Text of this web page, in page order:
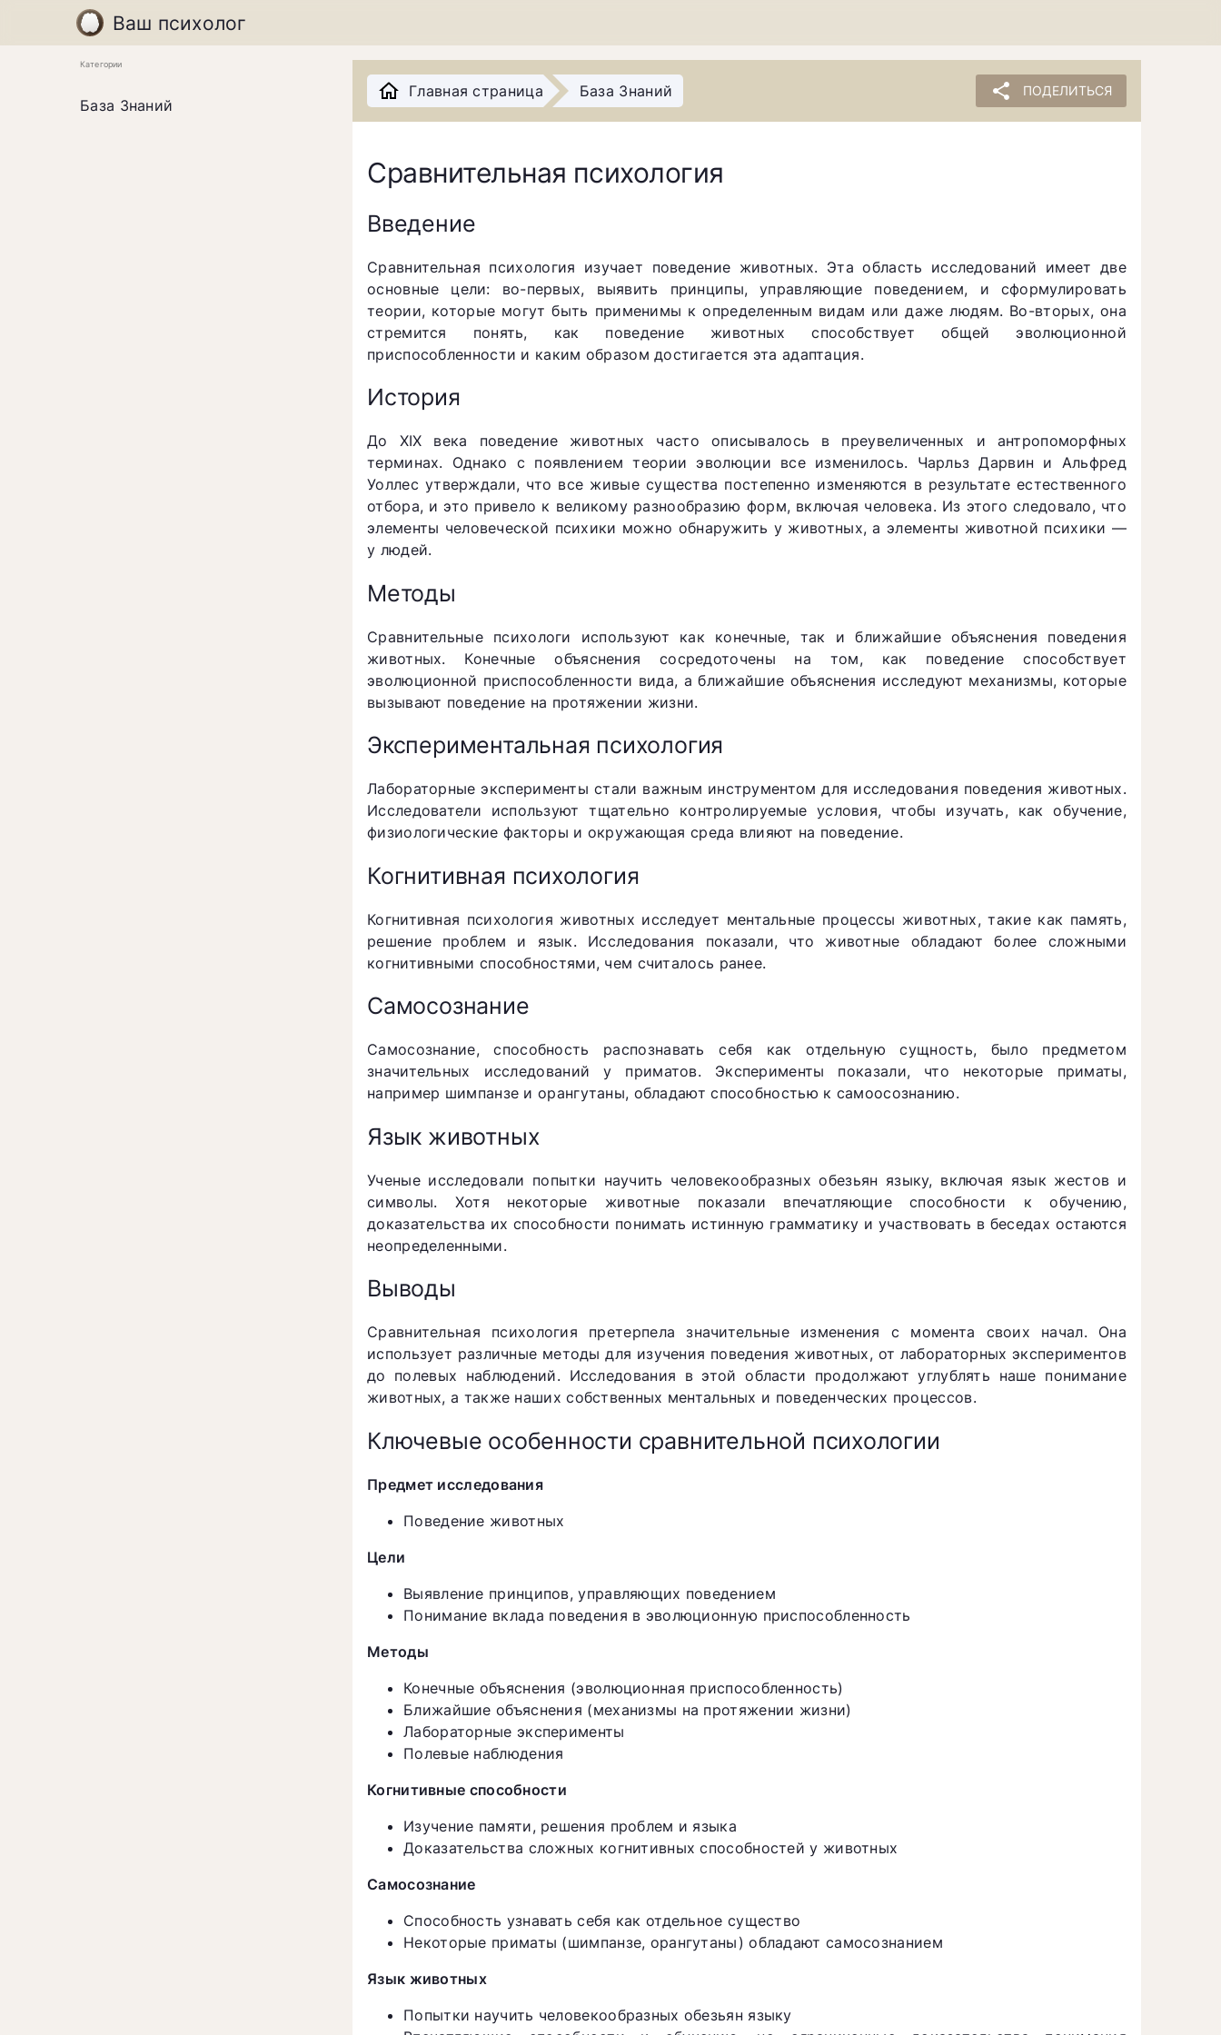
Ваш психолог
Категории
База Знаний
Главная страница База Знаний share ПОДЕЛИТЬСЯ
Сравнительная психология
Введение
Сравнительная психология изучает поведение животных. Эта область исследований имеет две
основные цели: во-первых, выявить принципы, управляющие поведением, и сформулировать
теории, которые могут быть применимы к определенным видам или даже людям. Во-вторых, она
стремится понять, как поведение животных способствует общей эволюционной
приспособленности и каким образом достигается эта адаптация.
История
До XIX века поведение животных часто описывалось в преувеличенных и антропоморфных
терминах. Однако с появлением теории эволюции все изменилось. Чарльз Дарвин и Альфред
Уоллес утверждали, что все живые существа постепенно изменяются в результате естественного
отбора, и это привело к великому разнообразию форм, включая человека. Из этого следовало, что
элементы человеческой психики можно обнаружить у животных, а элементы животной психики —
у людей.
Методы
Сравнительные психологи используют как конечные, так и ближайшие объяснения поведения
животных. Конечные объяснения сосредоточены на том, как поведение способствует
эволюционной приспособленности вида, а ближайшие объяснения исследуют механизмы, которые
вызывают поведение на протяжении жизни.
Экспериментальная психология
Лабораторные эксперименты стали важным инструментом для исследования поведения животных.
Исследователи используют тщательно контролируемые условия, чтобы изучать, как обучение,
физиологические факторы и окружающая среда влияют на поведение.
Когнитивная психология
Когнитивная психология животных исследует ментальные процессы животных, такие как память,
решение проблем и язык. Исследования показали, что животные обладают более сложными
когнитивными способностями, чем считалось ранее.
Самосознание
Самосознание, способность распознавать себя как отдельную сущность, было предметом
значительных исследований у приматов. Эксперименты показали, что некоторые приматы,
например шимпанзе и орангутаны, обладают способностью к самоосознанию.
Язык животных
Ученые исследовали попытки научить человекообразных обезьян языку, включая язык жестов и
символы. Хотя некоторые животные показали впечатляющие способности к обучению,
доказательства их способности понимать истинную грамматику и участвовать в беседах остаются
неопределенными.
Выводы
Сравнительная психология претерпела значительные изменения с момента своих начал. Она
использует различные методы для изучения поведения животных, от лабораторных экспериментов
до полевых наблюдений. Исследования в этой области продолжают углублять наше понимание
животных, а также наших собственных ментальных и поведенческих процессов.
Ключевые особенности сравнительной психологии
Предмет исследования
Поведение животных
Цели
Выявление принципов, управляющих поведением
Понимание вклада поведения в эволюционную приспособленность
Методы
Конечные объяснения (эволюционная приспособленность)
Ближайшие объяснения (механизмы на протяжении жизни)
Лабораторные эксперименты
Полевые наблюдения
Когнитивные способности
Изучение памяти, решения проблем и языка
Доказательства сложных когнитивных способностей у животных
Самосознание
Способность узнавать себя как отдельное существо
Некоторые приматы (шимпанзе, орангутаны) обладают самосознанием
Язык животных
Попытки научить человекообразных обезьян языку